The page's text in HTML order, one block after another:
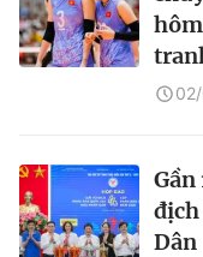
địch
Dân